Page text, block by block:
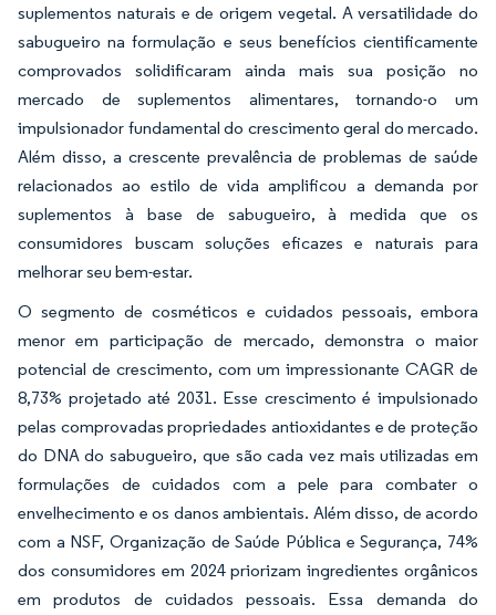
suplementos naturais e de origem vegetal. A versatilidade do
sabugueiro na formulação e seus benefícios cientificamente
comprovados solidificaram ainda mais sua posição no
mercado de suplementos alimentares, tornando-o um
impulsionador fundamental do crescimento geral do mercado.
Além disso, a crescente prevalência de problemas de saúde
relacionados ao estilo de vida amplificou a demanda por
suplementos à base de sabugueiro, à medida que os
consumidores buscam soluções eficazes e naturais para
melhorar seu bem-estar.
O segmento de cosméticos e cuidados pessoais, embora
menor em participação de mercado, demonstra o maior
potencial de crescimento, com um impressionante CAGR de
8,73% projetado até 2031. Esse crescimento é impulsionado
pelas comprovadas propriedades antioxidantes e de proteção
do DNA do sabugueiro, que são cada vez mais utilizadas em
formulações de cuidados com a pele para combater o
envelhecimento e os danos ambientais. Além disso, de acordo
com a NSF, Organização de Saúde Pública e Segurança, 74%
dos consumidores em 2024 priorizam ingredientes orgânicos
em produtos de cuidados pessoais. Essa demanda do